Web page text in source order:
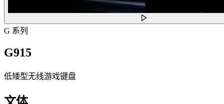
G 系列
G915
低矮型无线游戏键盘